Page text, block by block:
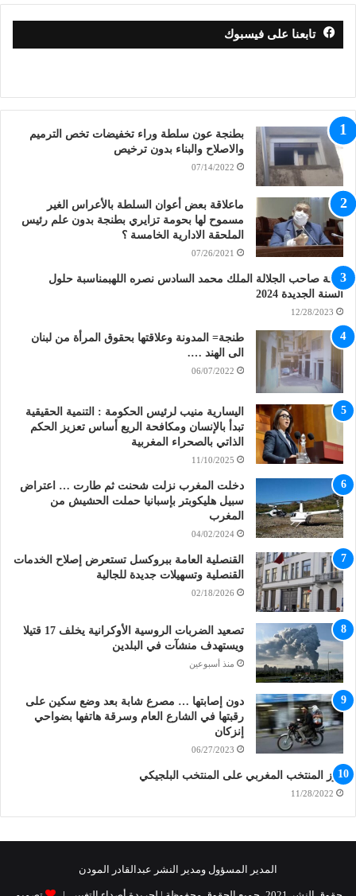
تابعنا على فيسبوك
بطنجة عون سلطة وراء تخفيضات تخص الترميم
والاصلاح والبناء بدون ترخيص
07/14/2022
ماعلاقة بعض أعوان السلطة بالأعراس الغير
مسموح لها بحومة تزايري بطنجة بدون علم رئيس
الملحقة الادارية الخامسة ؟
07/26/2021
تهنئة صاحب الجلالة الملك محمد السادس نصره اللهبمناسبة حلول
السنة الجديدة 2024
12/28/2023
طنجة= المدونة وعلاقتها بحقوق المرأة من لبنان
الى الهند ….
06/07/2022
اليسارية منيب لرئيس الحكومة : التنمية الحقيقية
تبدأ بالإنسان ومكافحة الريع أساس تعزيز الحكم
الذاتي بالصحراء المغربية
11/10/2025
دخلت المغرب نزلت شحنت ثم طارت … اعتراض
سبيل هليكوبتر بإسبانيا حملت الحشيش من
المغرب
04/02/2024
القنصلية العامة ببروكسل تستعرض إصلاح الخدمات
القنصلية وتسهيلات جديدة للجالية
02/18/2026
تصعيد الضربات الروسية الأوكرانية يخلف 17 قتيلا
ويستهدف منشآت في البلدين
منذ أسبوعين
دون إصابتها … مصرع شابة بعد وضع سكين على
رقبتها في الشارع العام وسرقة هاتفها بضواحي
إنزكان
06/27/2023
فوز المنتخب المغربي على المنتخب البلجيكي
11/28/2022
المدير المسؤول ومدير النشر عبدالقادر المودن